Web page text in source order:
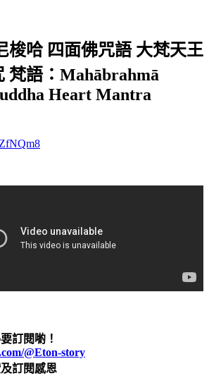
梭哈 四面佛咒語 大梵天王
梵語：Mahābrahmā
Heart Mantra
訂閱喲！
@Eton-story
訂閱感恩